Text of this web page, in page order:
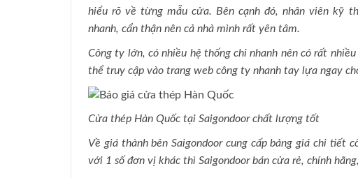
hiểu rõ về từng mẫu cửa. Bên cạnh đó, nhân viên kỹ
nhanh, cẩn thận nên cả nhà mình rất yên tâm.
Công ty lớn, có nhiều hệ thống chi nhanh nên có rất
thể truy cập vào trang web công ty nhanh tay lựa ngay
Cửa thép Hàn Quốc tại Saigondoor chất lượng tốt
Về giá thành bên Saigondoor cung cấp bảng giá chi tiết
với 1 số đơn vị khác thì Saigondoor bán cửa rẻ, chính